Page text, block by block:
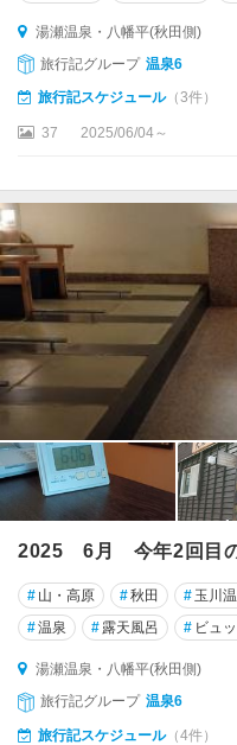
湯瀬温泉・八幡平(秋田側)
旅行記グループ 温泉6
旅行記スケジュール（3件）
37 2025/06/04～
2025 6月 今年2回目
# 山・高原 #秋田 # 玉川
#温泉 # 露天風呂 # ビュ
湯瀬温泉・八幡平(秋田側)
旅行記グループ 温泉6
旅行記スケジュール（4件）